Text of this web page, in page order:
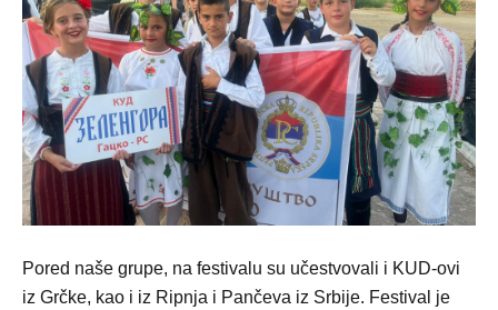
Pored naše grupe, na festivalu su učestvovali i KUD-ovi
iz Grčke, kao i iz Ripnja i Pančeva iz Srbije. Festival je